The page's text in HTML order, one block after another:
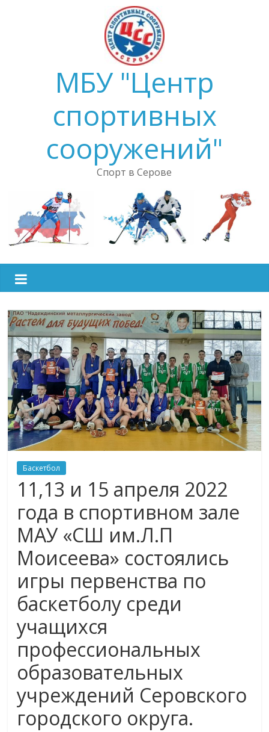
МБУ "Центр
спортивных
сооружений"
Спорт в Серове
Баскетбол
11,13 и 15 апреля 2022
года в спортивном зале
МАУ «СШ им.Л.П
Моисеева» состоялись
игры первенства по
баскетболу среди
учащихся
профессиональных
образовательных
учреждений Серовского
городского округа.